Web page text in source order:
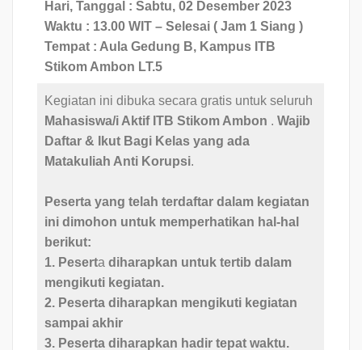
Hari, Tanggal : Sabtu, 02 Desember 2023
Waktu : 13.00 WIT – Selesai ( Jam 1 Siang )
Tempat : Aula Gedung B, Kampus ITB
Stikom Ambon LT.5
Kegiatan ini dibuka secara gratis untuk seluruh
Mahasiswa/i Aktif ITB Stikom Ambon . Wajib
Daftar & Ikut Bagi Kelas yang ada
Matakuliah Anti Korupsi.
Peserta yang telah terdaftar dalam kegiatan
ini dimohon untuk memperhatikan hal-hal
berikut:
1. Peserta diharapkan untuk tertib dalam
mengikuti kegiatan.
2. Peserta diharapkan mengikuti kegiatan
sampai akhir
3. Peserta diharapkan hadir tepat waktu.